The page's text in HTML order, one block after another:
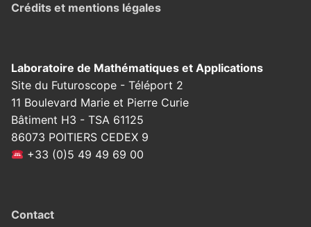
Crédits et mentions légales
Laboratoire de Mathématiques et Applications
Site du Futuroscope - Téléport 2
11 Boulevard Marie et Pierre Curie
Bâtiment H3 - TSA 61125
86073 POITIERS CEDEX 9
+33 (0)5 49 49 69 00
Contact